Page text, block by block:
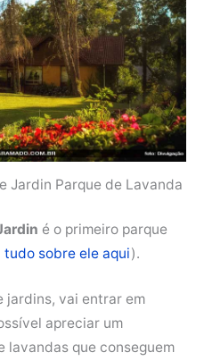
Jardin Parque de Lavanda
é o primeiro parque
tudo sobre ele aqui).
jardins, vai entrar em
apreciar um
lavandas que conseguem